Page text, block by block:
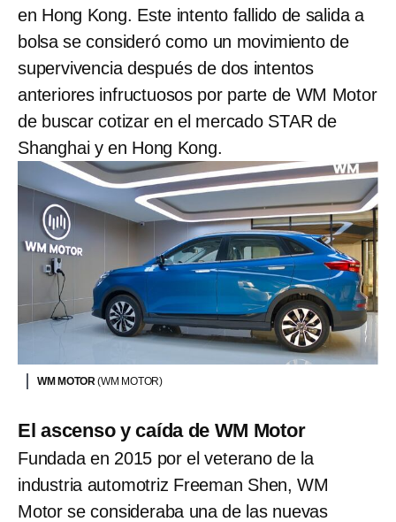
en Hong Kong. Este intento fallido de salida a
bolsa se consideró como un movimiento de
supervivencia después de dos intentos
anteriores infructuosos por parte de WM Motor
de buscar cotizar en el mercado STAR de
Shanghai y en Hong Kong.
WM MOTOR(WM MOTOR)
El ascenso y caída de WM Motor
Fundada en 2015 por el veterano de la
industria automotriz Freeman Shen, WM
Motor se consideraba una de las nuevas